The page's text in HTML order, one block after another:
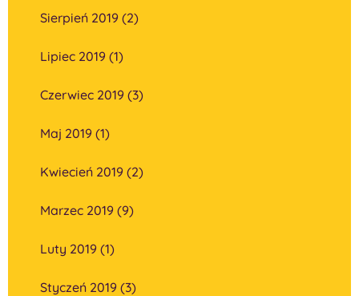
Sierpień 2019 (2)
Lipiec 2019 (1)
Czerwiec 2019 (3)
Maj 2019 (1)
Kwiecień 2019 (2)
Marzec 2019 (9)
Luty 2019 (1)
Styczeń 2019 (3)